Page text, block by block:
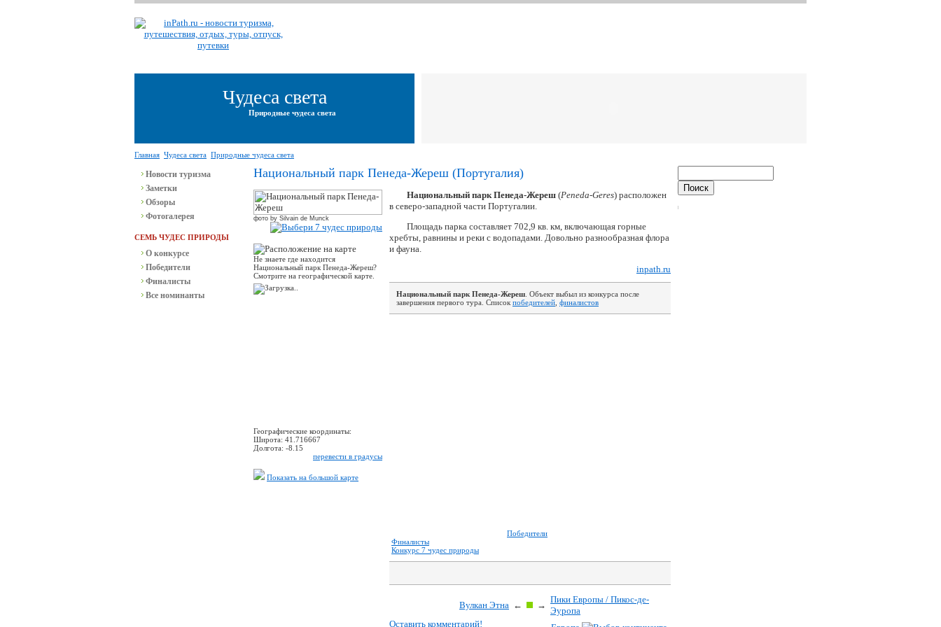
Чудеса света
Природные чудеса света
Главная Чудеса света Природные чудеса света
Новости туризма
Заметки
Обзоры
Фотогалерея
СЕМЬ ЧУДЕС ПРИРОДЫ
О конкурсе
Победители
Финалисты
Все номинанты
Национальный парк Пенеда-Жереш (Португалия)
фото by Silvain de Munck
Не знаете где находится
Национальный парк Пенеда-Жереш?
Смотрите на географической карте.
Географические координаты:
Широта: 41.716667
Долгота: -8.15
перевести в градусы
Показать на большой карте
Национальный парк Пенеда-Жереш (Peneda-Geres) расположен
в северо-западной части Португалии.
Площадь парка составляет 702,9 кв. км, включающая горные
хребты, равнины и реки с водопадами. Довольно разнообразная флора
и фауна.
inpath.ru
Национальный парк Пенеда-Жереш . Объект выбыл из конкурса после
завершения первого тура. Список победителей финалистов
Победители
Финалисты
Конкурс 7 чудес природы
Вулкан Этна ← →
Пики Европы / Пикос-де-
Эуропа
Оставить комментарий!